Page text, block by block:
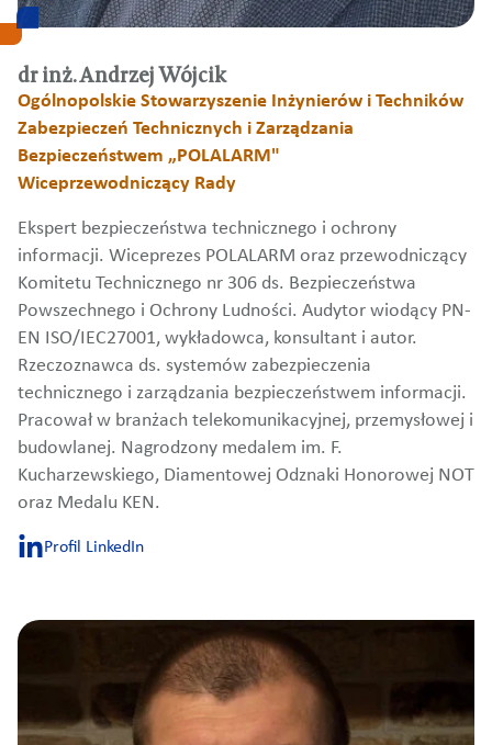
dr inż. Andrzej Wójcik
Ogólnopolskie Stowarzyszenie Inżynierów i Techników
Zabezpieczeń Technicznych i Zarządzania
Bezpieczeństwem „POLALARM"
Wiceprzewodniczący Rady
Ekspert bezpieczeństwa technicznego i ochrony
informacji. Wiceprezes POLALARM oraz przewodniczący
Komitetu Technicznego nr 306 ds. Bezpieczeństwa
Powszechnego i Ochrony Ludności. Audytor wiodący PN-
EN ISO/IEC27001, wykładowca, konsultant i autor.
Rzeczoznawca ds. systemów zabezpieczenia
technicznego i zarządzania bezpieczeństwem informacji.
Pracował w branżach telekomunikacyjnej, przemysłowej i
budowlanej. Nagrodzony medalem im. F.
Kucharzewskiego, Diamentowej Odznaki Honorowej NOT
oraz Medalu KEN.
Profil LinkedIn